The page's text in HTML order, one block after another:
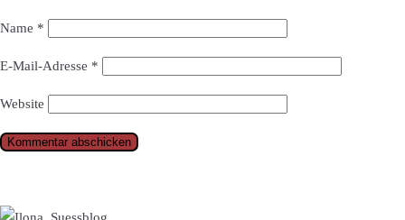
Name *
E-Mail-Adresse *
Website